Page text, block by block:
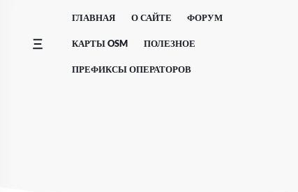
содержимому
ГЛАВНАЯ О САЙТЕ ФОРУМ
КАРТЫ OSM ПОЛЕЗНОЕ
ПРЕФИКСЫ ОПЕРАТОРОВ